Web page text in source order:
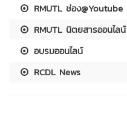
RMUTL ช่อง@Youtube
RMUTL นิตยสารออนไลน์
อบรมออนไลน์
RCDL News